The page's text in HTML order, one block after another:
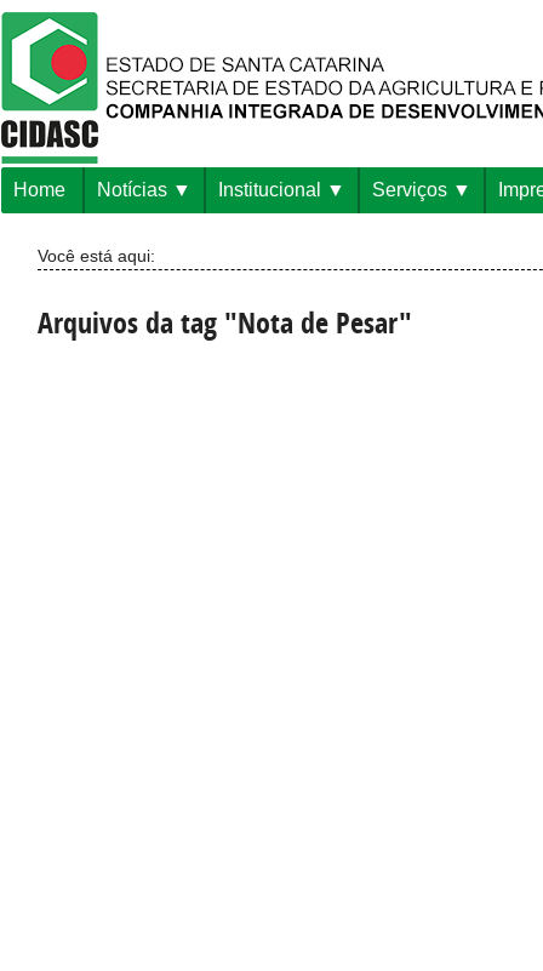
Home Notícias Institucional Serviços
Você está aqui:
Arquivos da tag "Nota de Pesar"